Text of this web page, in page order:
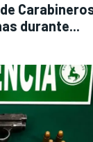
durante...